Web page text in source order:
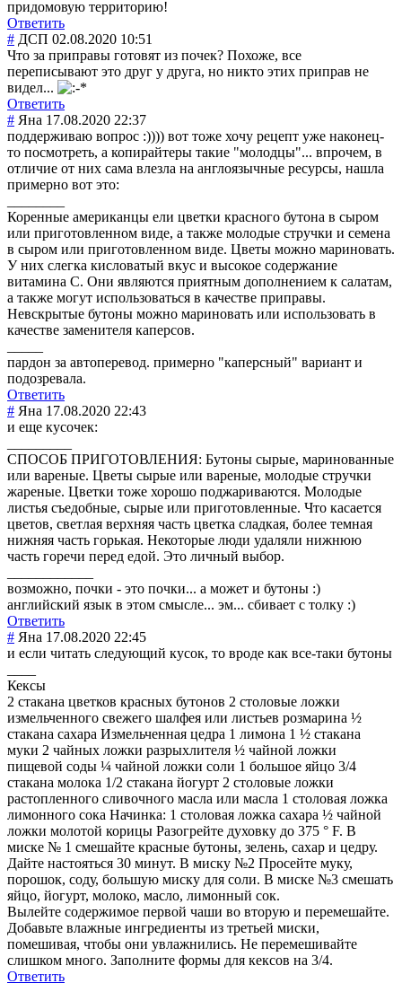
придомовую территорию!
Ответить
# ДСП 02.08.2020 10:51
Что за приправы готовят из почек? Похоже, все
переписывают это друг у друга, но никто этих приправ не
видел...
Ответить
# Яна 17.08.2020 22:37
поддерживаю вопрос :)))) вот тоже хочу рецепт уже наконец-
то посмотреть, а копирайтеры такие "молодцы"... впрочем, в
отличие от них сама влезла на англоязычные ресурсы, нашла
примерно вот это:
Коренные американцы ели цветки красного бутона в сыром
или приготовленном виде, а также молодые стручки и семена
в сыром или приготовленном виде. Цветы можно мариновать.
У них слегка кисловатый вкус и высокое содержание
витамина С. Они являются приятным дополнением к салатам,
а также могут использоваться в качестве приправы.
Невскрытые бутоны можно мариновать или использовать в
качестве заменителя каперсов.
пардон за автоперевод. примерно "каперсный" вариант и
подозревала.
Ответить
# Яна 17.08.2020 22:43
и еще кусочек:
СПОСОБ ПРИГОТОВЛЕНИЯ: Бутоны сырые, маринованные
или вареные. Цветы сырые или вареные, молодые стручки
жареные. Цветки тоже хорошо поджариваются. Молодые
листья съедобные, сырые или приготовленные. Что касается
цветов, светлая верхняя часть цветка сладкая, более темная
нижняя часть горькая. Некоторые люди удаляли нижнюю
часть горечи перед едой. Это личный выбор.
возможно, почки - это почки... а может и бутоны :)
английский язык в этом смысле... эм... сбивает с толку :)
Ответить
# Яна 17.08.2020 22:45
и если читать следующий кусок, то вроде как все-таки бутоны
Кексы
2 стакана цветков красных бутонов 2 столовые ложки
измельченного свежего шалфея или листьев розмарина ½
стакана сахара Измельченная цедра 1 лимона 1 ½ стакана
муки 2 чайных ложки разрыхлителя ½ чайной ложки
пищевой соды ¼ чайной ложки соли 1 большое яйцо 3/4
стакана молока 1/2 стакана йогурт 2 столовые ложки
растопленного сливочного масла или масла 1 столовая ложка
лимонного сока Начинка: 1 столовая ложка сахара ½ чайной
ложки молотой корицы Разогрейте духовку до 375 ° F. В
миске № 1 смешайте красные бутоны, зелень, сахар и цедру.
Дайте настояться 30 минут. В миску №2 Просейте муку,
порошок, соду, большую миску для соли. В миске №3 смешать
яйцо, йогурт, молоко, масло, лимонный сок.
Вылейте содержимое первой чаши во вторую и перемешайте.
Добавьте влажные ингредиенты из третьей миски,
помешивая, чтобы они увлажнились. Не перемешивайте
слишком много. Заполните формы для кексов на 3/4.
Ответить